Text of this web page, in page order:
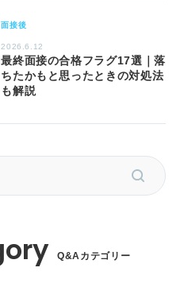
面接後
2026.6.12
最終面接の合格フラグ17選｜落
ちたかもと思ったときの対処法
も解説
Q&Aカテゴリー